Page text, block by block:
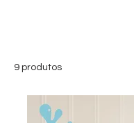
9 produtos